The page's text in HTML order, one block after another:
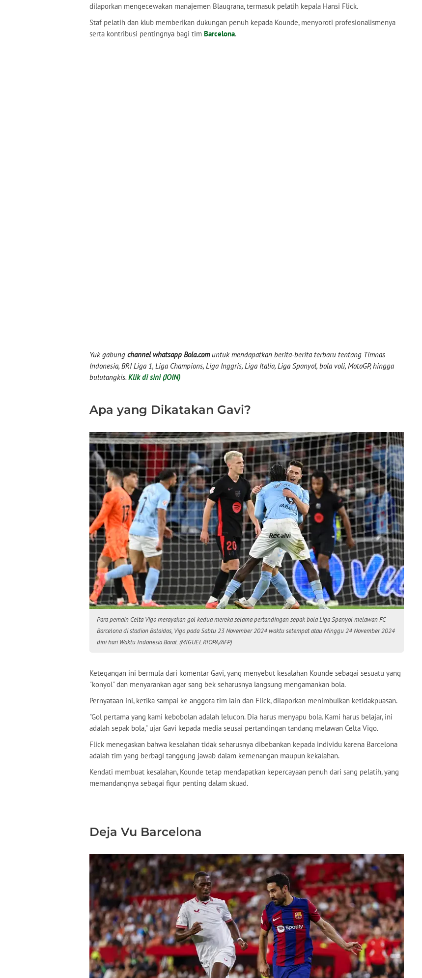
dilaporkan mengecewakan manajemen Blaugrana, termasuk pelatih kepala Hansi Flick.
Staf pelatih dan klub memberikan dukungan penuh kepada Kounde, menyoroti profesionalismenya
serta kontribusi pentingnya bagi tim Barcelona.
Yuk gabung channel whatsapp Bola.comuntuk mendapatkan berita-berita terbaru tentang Timnas
Indonesia, BRI Liga 1, Liga Champions, Liga Inggris, Liga Italia, Liga Spanyol, bola voli, MotoGP, hingga
bulutangkis. Klik di sini (JOIN)
Apa yang Dikatakan Gavi?
Para pemain Celta Vigo merayakan gol kedua mereka selama pertandingan sepak bola Liga Spanyol melawan FC
Barcelona di stadion Balaidos, Vigo pada Sabtu 23 November 2024 waktu setempat atau Minggu 24 November 2024
dini hari Waktu Indonesia Barat. (MIGUEL RIOPA/AFP)
Ketegangan ini bermula dari komentar Gavi, yang menyebut kesalahan Kounde sebagai sesuatu yang
"konyol" dan menyarankan agar sang bek seharusnya langsung mengamankan bola.
Pernyataan ini, ketika sampai ke anggota tim lain dan Flick, dilaporkan menimbulkan ketidakpuasan.
"Gol pertama yang kami kebobolan adalah lelucon. Dia harus menyapu bola. Kami harus belajar, ini
adalah sepak bola," ujar Gavi kepada media seusai pertandingan tandang melawan Celta Vigo.
Flick menegaskan bahwa kesalahan tidak seharusnya dibebankan kepada individu karena Barcelona
adalah tim yang berbagi tanggung jawab dalam kemenangan maupun kekalahan.
Kendati membuat kesalahan, Kounde tetap mendapatkan kepercayaan penuh dari sang pelatih, yang
memandangnya sebagai figur penting dalam skuad.
Deja Vu Barcelona